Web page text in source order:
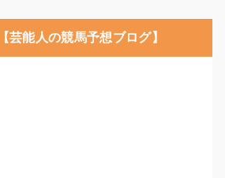
芸能人の競馬予想ブログ】